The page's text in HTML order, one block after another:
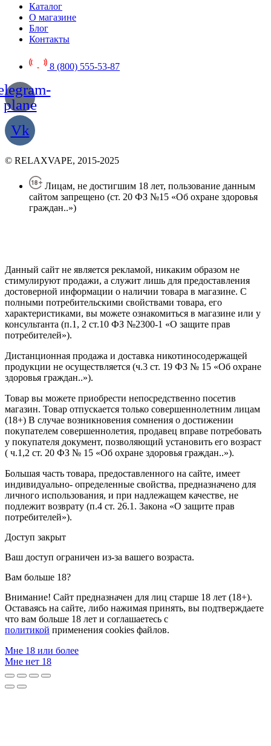
Каталог
О магазине
Блог
Контакты
8 (800) 555-53-87
plane
Vk
© RELAXVAPE, 2015-2025
Лицам, не достигшим 18 лет, пользование данным
сайтом запрещено (ст. 20 ФЗ №15 «Об охране здоровья
граждан..»)
Данный сайт не является рекламой, никаким образом не
стимулируют продажи, а служит лишь для предоставления
достоверной информации о наличии товара в магазине. С
полными потребительскими свойствами товара, его
характеристиками, вы можете ознакомиться в магазине или у
консультанта (п.1, 2 ст.10 ФЗ №2300-1 «О защите прав
потребителей»).
Дистанционная продажа и доставка никотиносодержащей
продукции не осуществляется (ч.3 ст. 19 ФЗ № 15 «Об охране
здоровья граждан..»).
Товар вы можете приобрести непосредственно посетив
магазин. Товар отпускается только совершеннолетним лицам
(18+) В случае возникновения сомнения о достижении
покупателем совершеннолетия, продавец вправе потребовать
у покупателя документ, позволяющий установить его возраст
( ч.1,2 ст. 20 ФЗ № 15 «Об охране здоровья граждан..»).
Большая часть товара, предоставленного на сайте, имеет
индивидуально- определенные свойства, предназначено для
личного использования, и при надлежащем качестве, не
подлежит возврату (п.4 ст. 26.1. Закона «О защите прав
потребителей»).
Доступ закрыт
Ваш доступ ограничен из-за вашего возраста.
Вам больше 18?
Внимание! Сайт предназначен для лиц старше 18 лет (18+).
Оставаясь на сайте, либо нажимая принять, вы подтверждаете
что вам больше 18 лет и соглашаетесь с
политикой применения cookies файлов.
Мне 18 или более
Мне нет 18